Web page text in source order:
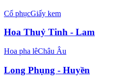
Cổ phụcGiấy kem
Hoa Thuỷ Tinh - Lam
Hoa pha lêChâu Âu
Long Phụng - Huyền